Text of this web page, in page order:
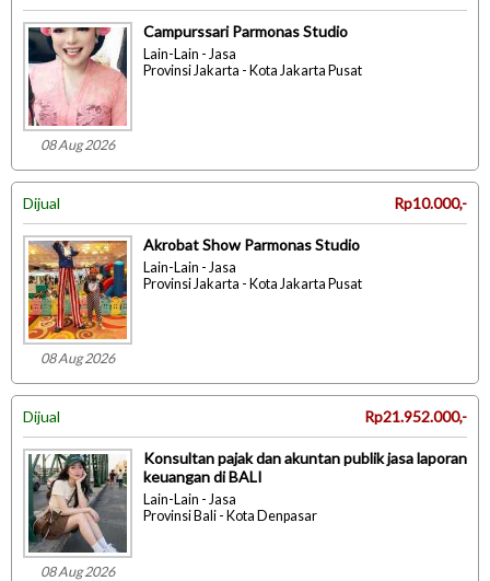
08 Aug 2026
Campurssari Parmonas Studio
Lain-Lain - Jasa
Provinsi Jakarta - Kota Jakarta Pusat
Dijual Rp10.000,-
08 Aug 2026
Akrobat Show Parmonas Studio
Lain-Lain - Jasa
Provinsi Jakarta - Kota Jakarta Pusat
Dijual Rp21.952.000,-
08 Aug 2026
Konsultan pajak dan akuntan publik jasa laporan
keuangan di BALI
Lain-Lain - Jasa
Provinsi Bali - Kota Denpasar